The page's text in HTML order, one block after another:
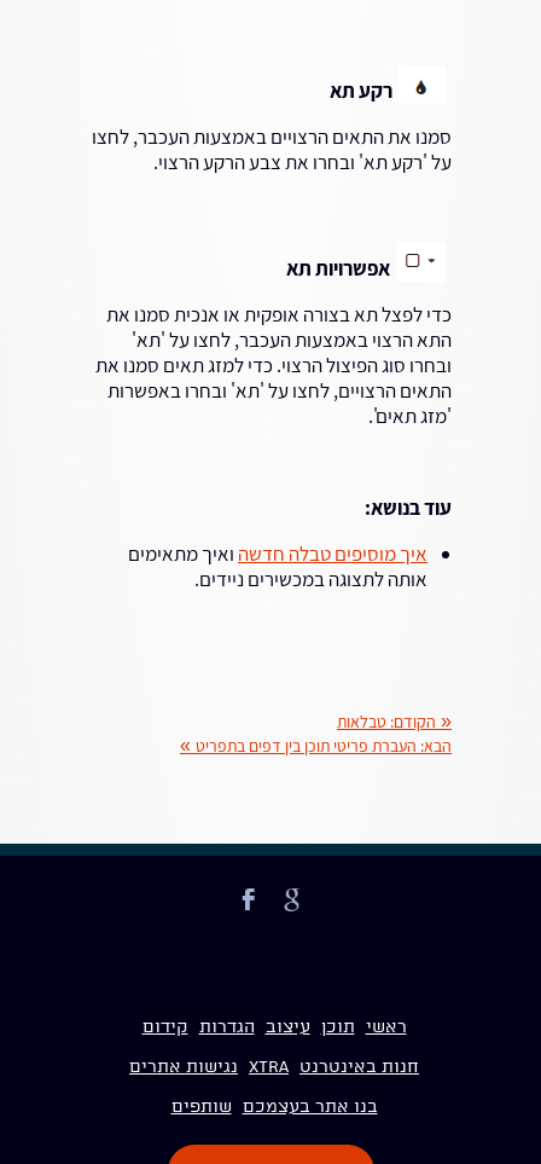
רקע תא
סמנו את התאים הרצויים באמצעות העכבר, לחצו
על 'רקע תא' ובחרו את צבע הרקע הרצוי.
אפשרויות תא
כדי לפצל תא בצורה אופקית או אנכית סמנו את
התא הרצוי באמצעות העכבר, לחצו על 'תא'
ובחרו סוג הפיצול הרצוי. כדי למזג תאים סמנו את
התאים הרצויים, לחצו על 'תא' ובחרו באפשרות
'מזג תאים'.
עוד בנושא:
איך מוסיפים טבלה חדשה ואיך מתאימים
אותה לתצוגה במכשירים ניידים.
« הקודם: טבלאות
הבא: העברת פריטי תוכן בין דפים בתפריט »
ראשי תוכן עיצוב הגדרות קידום
חנות באינטרנט Xtra נגישות אתרים
בנו אתר בעצמכם שותפים